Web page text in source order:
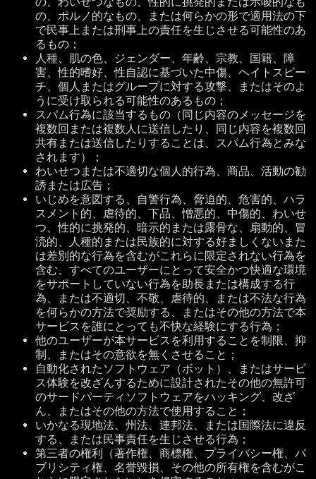
の、ポルノ的なもの、または何らかの形で適用法の下
で民事上または刑事上の責任を生じさせる可能性のあ
るもの；
人種、肌の色、ジェンダー、年齢、宗教、国籍、障
害、性的嗜好、性自認に基づいた中傷、ヘイトスピー
チ、個人またはグループに対する攻撃、またはそのよ
うに受け取られる可能性のあるもの；
スパム行為に該当するもの（同じ内容のメッセージを
複数回または複数人に送信したり、同じ内容を複数回
共有または送信したりすることは、スパム行為とみな
されます）；
わいせつまたは不適切な個人的行為、商品、活動の勧
誘または広告；
いじめを意図する、自警行為、脅迫的、危害的、ハラ
スメント的、虐待的、下品、憎悪的、中傷的、わいせ
つ、性的に挑発的、暗示的または露骨な、扇動的、冒
涜的、人種的または民族的に対する好ましくないまた
は差別的な行為を含むがこれらに限定されない行為を
含む、すべてのユーザーにとって安全かつ快適な環境
をサポートしていない行為を助長または構成する行
為、または不適切、不敬、虐待的、または不法な行為
を何らかの方法で奨励する、またはその他の方法で本
サービスを誰にとっても不快な経験にする行為；
他のユーザーが本サービスを利用することを制限、抑
制、またはその意欲を無くさせること；
自動化されたソフトウェア（ボット）、またはサービ
ス体験を改ざんするために設計されたその他の無許可
のサードパーティソフトウェアをハッキング、改ざ
ん、またはその他の方法で使用すること；
いかなる現地法、州法、連邦法、または国際法に違反
する、または民事責任を生じさせる行為；
第三者の権利（著作権、商標権、プライバシー権、パ
ブリシティ権、名誉毀損、その他の所有権を含むがこ